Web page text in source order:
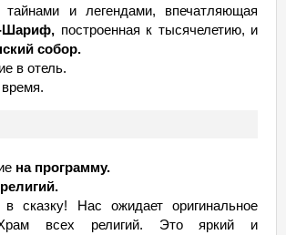
тайнами и легендами, впечатляющая
Шариф, построенная к тысячелетию, и
собор.
в отель.
на программу.
в сказку! Нас ожидает оригинальное
всех религий. Это яркий и